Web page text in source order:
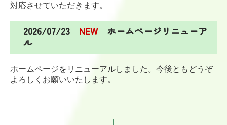
対応させていただきます。
2026/07/23 NEWホームページリニューア
ル
ホームページをリニューアルしました。今後ともどうぞ
よろしくお願いいたします。